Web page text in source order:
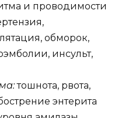
и проводимости
обморок,
инсульт,
тошнота, рвота,
энтерита